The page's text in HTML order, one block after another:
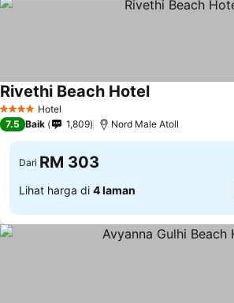
4 BintangHotel
Rivethi Beach HotelLihat harga
7.5 Baik 1,809 Nord Male Atoll
Dari RM 303
Lihat harga di 4 laman